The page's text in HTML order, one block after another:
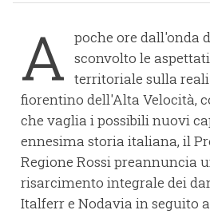
A poche ore dall'onda
sconvolto le
territoriale sulla
fiorentino dell'Alta Velocità,
che vaglia i possibili nuovi
ennesima storia italiana, il
Regione Rossi preannuncia
risarcimento integrale dei
Italferr e Nodavia in seguito